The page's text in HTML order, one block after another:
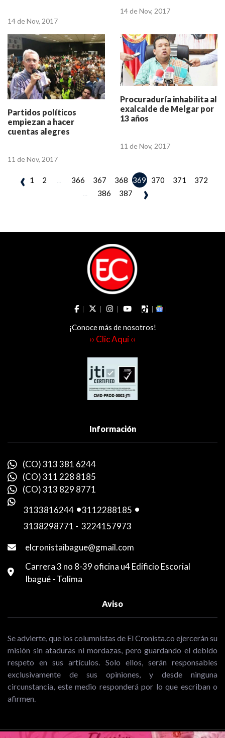
14 de Nov, 2017
14 de Nov, 2017
Partidos políticos
empiezan a hacer
cuentas alegres
11 de Nov, 2017
Procuraduría inhabilita al
exalcalde de Melgar por
13 años
11 de Nov, 2017
‹ 1 2 366 367 368 369 370 371
372
386 387 ›
¡Conoce más de nosotros!
›› Clic Aquí ‹‹
Información
(CO) 313 381 6244
(CO) 311 228 8185
(CO) 313 829 8771
3133816244 -3112288185 -
3138298771 - 3224157973
elcronistaibague@gmail.com
Carrera 3 no 8-39 oficina u4 Edificio Escorial
Ibagué - Tolima
Aviso
Se advierte, que los columnistas de El Cronista.co ejercerán su
misión sin ataduras ni mordazas, pero guardando el debido
respeto en sus artículos. Solo ellos, serán responsables
exclusivamente de sus opiniones, y desde ninguna
circunstancia, este medio responderá por lo que escriban o
afirmen.